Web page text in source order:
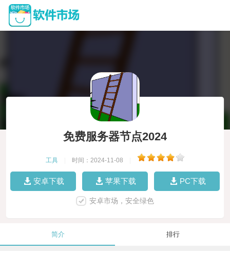
免费服务器节点2024
工具 时间：2024-11-08
安卓下载 苹果下载 PC下载
安卓市场，安全绿色
简介 排行